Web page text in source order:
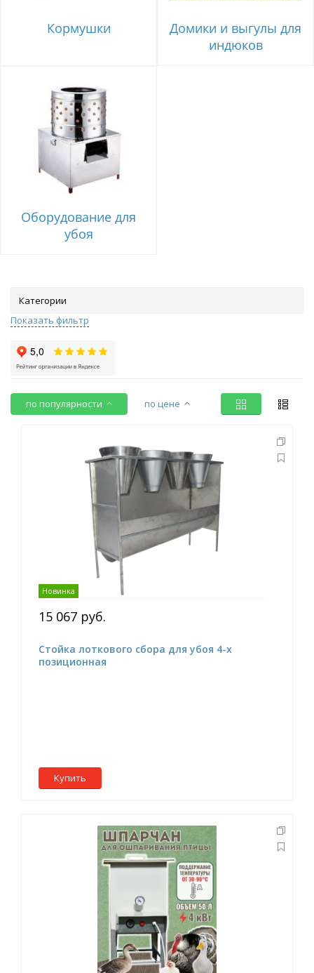
Кормушки
Домики и выгулы для
индюков
Оборудование для
убоя
Категории
Показать фильтр
по популярности по цене
Новинка
15 067 руб.
Стойка лоткового сбора для убоя 4-х
позиционная
Купить